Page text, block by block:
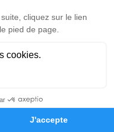
Hommages
sur-Saône